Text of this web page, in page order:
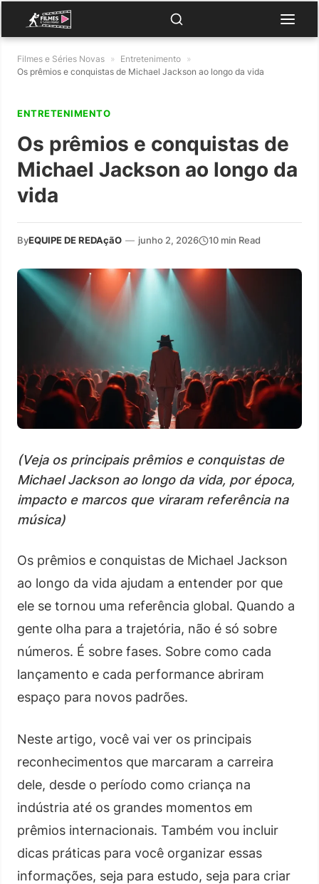
Filmes e Séries Novas » Entretenimento »
Os prêmios e conquistas de Michael Jackson ao longo da vida
ENTRETENIMENTO
Os prêmios e conquistas de
Michael Jackson ao longo da
vida
ByEQUIPE DE REDAçãO — junho 2, 2026 10 min Read
(Veja os principais prêmios e conquistas de
Michael Jackson ao longo da vida, por época,
impacto e marcos que viraram referência na
música)
Os prêmios e conquistas de Michael Jackson
ao longo da vida ajudam a entender por que
ele se tornou uma referência global. Quando a
gente olha para a trajetória, não é só sobre
números. É sobre fases. Sobre como cada
lançamento e cada performance abriram
espaço para novos padrões.
Neste artigo, você vai ver os principais
reconhecimentos que marcaram a carreira
dele, desde o período como criança na
indústria até os grandes momentos em
prêmios internacionais. Também vou incluir
dicas práticas para você organizar essas
informações, seja para estudo, seja para criar